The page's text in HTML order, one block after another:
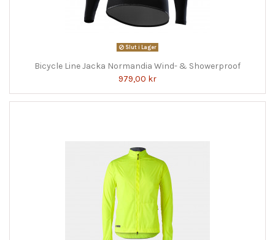
Slut i Lager
Bicycle Line Jacka Normandia Wind- & Showerproof
979,00 kr